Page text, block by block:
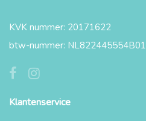
KVK nummer: 20171622
btw-nummer: NL822445554B01
Klantenservice